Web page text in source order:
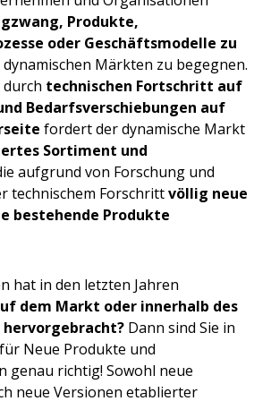
Produkte,
oder Geschäftsmodelle zu
dynamischen Märkten zu begegnen.
technischen Fortschritt auf
Bedarfsverschiebungen auf
fordert der dynamische Markt
Sortiment und
aufgrund von Forschung und
technischem Forschrittvöllig neue
bestehende Produkte
hat in den letzten Jahren
dem Markt oder innerhalb des
Dann sind Sie in
Neue Produkte und
genau richtig! Sowohl neue
neue Versionen etablierter